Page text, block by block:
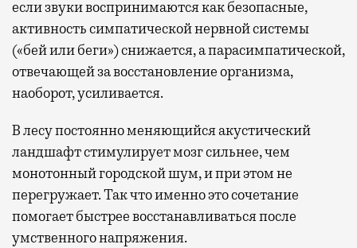
если звуки воспринимаются как безопасные,
активность симпатической нервной системы
(«бей или беги») снижается, а парасимпатической,
отвечающей за восстановление организма,
наоборот, усиливается.
В лесу постоянно меняющийся акустический
ландшафт стимулирует мозг сильнее, чем
монотонный городской шум, и при этом не
перегружает. Так что именно это сочетание
помогает быстрее восстанавливаться после
умственного напряжения.